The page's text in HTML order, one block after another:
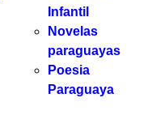
Infantil
Novelas
paraguayas
Poesia
Paraguaya